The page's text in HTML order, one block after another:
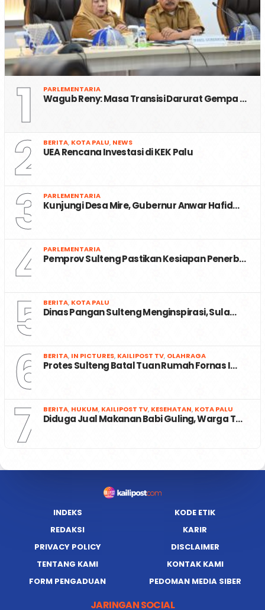
1 PARLEMENTARIA
Wagub Reny: Masa Transisi Darurat Gempa …
2 BERITA, KOTA PALU, NEWS
UEA Rencana Investasi di KEK Palu
3 PARLEMENTARIA
Kunjungi Desa Mire, Gubernur Anwar Hafid…
4 PARLEMENTARIA
Pemprov Sulteng Pastikan Kesiapan Penerb…
5 BERITA, KOTA PALU
Dinas Pangan Sulteng Menginspirasi, Sula…
6 BERITA, IN PICTURES, KAILIPOST TV, OLAHRAGA
Protes Sulteng Batal Tuan Rumah Fornas I…
7 BERITA, HUKUM, KAILIPOST TV, KESEHATAN, KOTA PALU
Diduga Jual Makanan Babi Guling, Warga T…
INDEKS
KODE ETIK
REDAKSI
KARIR
PRIVACY POLICY
DISCLAIMER
TENTANG KAMI
KONTAK KAMI
FORM PENGADUAN
PEDOMAN MEDIA SIBER
JARINGAN SOCIAL